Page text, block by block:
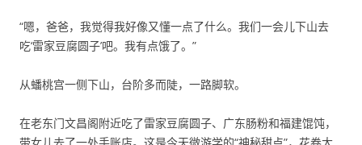
“嗯，爸爸，我觉得我好像又懂一点了什么。我们一会儿下山去
吃‘雷家豆腐圆子’吧。我有点饿了。”
从蟠桃宫一侧下山，台阶多而陡，一路脚软。
在老东门文昌阁附近吃了雷家豆腐圆子、广东肠粉和福建馄饨，
带女儿去了一处手账店。这是今天微游学的“神秘甜点”，花卷大